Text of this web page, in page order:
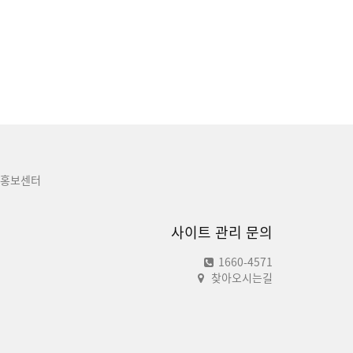
홍보센터
사이트 관리 문의
1660-4571
찾아오시는길